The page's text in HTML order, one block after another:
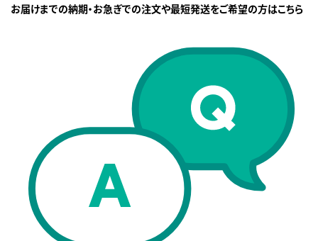
お届けまでの納期・お急ぎでの注文や最短発送をご希望の方はこちら